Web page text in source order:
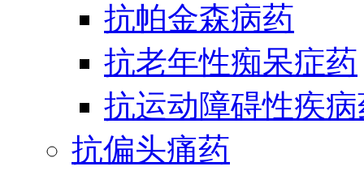
抗帕金森病药
抗老年性痴呆症药
抗运动障碍性疾
抗偏头痛药